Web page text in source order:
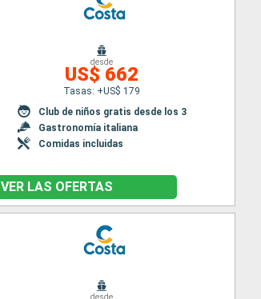
desde
US$ 662
Tasas: +US$ 179
Club de niños gratis desde los 3
Gastronomía italiana
Comidas incluidas
VER LAS OFERTAS
desde